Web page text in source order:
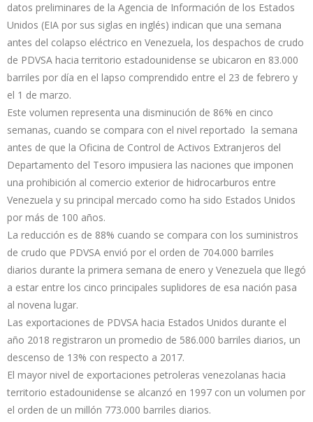
datos preliminares de la Agencia de Información de los Estados
Unidos (EIA por sus siglas en inglés) indican que una semana
antes del colapso eléctrico en Venezuela, los despachos de crudo
de PDVSA hacia territorio estadounidense se ubicaron en 83.000
barriles por día en el lapso comprendido entre el 23 de febrero y
el 1 de marzo.
Este volumen representa una disminución de 86% en cinco
semanas, cuando se compara con el nivel reportado la semana
antes de que la Oficina de Control de Activos Extranjeros del
Departamento del Tesoro impusiera las naciones que imponen
una prohibición al comercio exterior de hidrocarburos entre
Venezuela y su principal mercado como ha sido Estados Unidos
por más de 100 años.
La reducción es de 88% cuando se compara con los suministros
de crudo que PDVSA envió por el orden de 704.000 barriles
diarios durante la primera semana de enero y Venezuela que llegó
a estar entre los cinco principales suplidores de esa nación pasa
al novena lugar.
Las exportaciones de PDVSA hacia Estados Unidos durante el
año 2018 registraron un promedio de 586.000 barriles diarios, un
descenso de 13% con respecto a 2017.
El mayor nivel de exportaciones petroleras venezolanas hacia
territorio estadounidense se alcanzó en 1997 con un volumen por
el orden de un millón 773.000 barriles diarios.